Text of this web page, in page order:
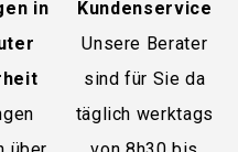
in
Kundenservice
Unsere Berater
sind für Sie da
täglich werktags